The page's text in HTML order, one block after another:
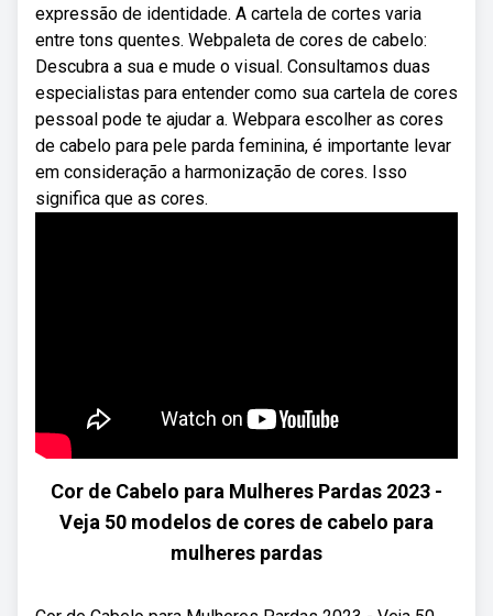
expressão de identidade. A cartela de cortes varia
entre tons quentes. Webpaleta de cores de cabelo:
Descubra a sua e mude o visual. Consultamos duas
especialistas para entender como sua cartela de cores
pessoal pode te ajudar a. Webpara escolher as cores
de cabelo para pele parda feminina, é importante levar
em consideração a harmonização de cores. Isso
significa que as cores.
Cor de Cabelo para Mulheres Pardas 2023 -
Veja 50 modelos de cores de cabelo para
mulheres pardas